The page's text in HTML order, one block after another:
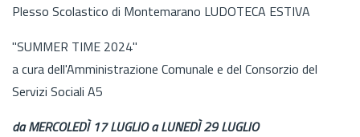
Plesso Scolastico di Montemarano LUDOTECA ESTIVA
"SUMMER TIME 2024"
a cura dell'Amministrazione Comunale e del Consorzio del
Servizi Sociali A5
da MERCOLEDÌ 17 LUGLIO a LUNEDÌ 29 LUGLIO